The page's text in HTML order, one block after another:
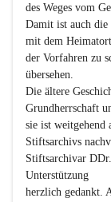
des Weges vom
Damit ist auch
mit dem
der Vorfahren zu
übersehen.
Die ältere
Grundherrschaft
sie ist weitgehend
Stiftsarchivs
Stiftsarchivar
Unterstützung
herzlich gedankt.